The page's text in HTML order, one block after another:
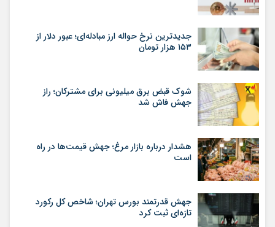
جدیدترین نرخ حواله ارز مبادله‌ای؛ عبور دلار از
۱۵۳ هزار تومان
شوک قبض برق میلیونی برای مشترکان؛ راز
جهش فاش شد
هشدار درباره بازار مرغ؛ جهش قیمت‌ها در راه
است
جهش قدرتمند بورس تهران؛ شاخص کل رکورد
تازه‌ای ثبت کرد